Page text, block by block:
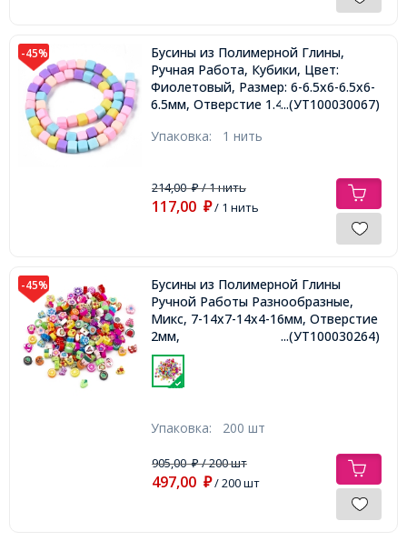
-45%
Бусины из Полимерной Глины,
Ручная Работа, Кубики, Цвет:
Фиолетовый, Размер: 6-6.5х6-6.5х6-
6.5мм, Отверстие 1.4мм, около
...(УТ100030067)
Упаковка: 1 нить
214,00₽/ 1 нить
117,00 ₽/ 1 нить
-45%
Бусины из Полимерной Глины
Ручной Работы Разнообразные,
Микс, 7-14x7-14x4-16мм, Отверстие
2мм,
...(УТ100030264)
Упаковка: 200 шт
905,00₽/ 200 шт
497,00 ₽/ 200 шт